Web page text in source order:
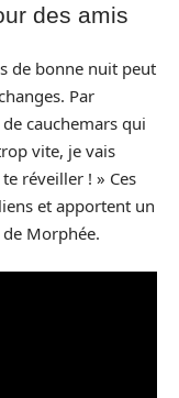
des amis
de bonne nuit peut
Par
cauchemars qui
vite, je vais
réveiller ! » Ces
et apportent un
Morphée.